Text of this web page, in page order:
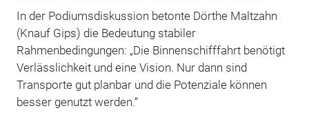
In der Podiumsdiskussion betonte Dörthe Maltzahn
(Knauf Gips) die Bedeutung stabiler
Rahmenbedingungen: „Die Binnenschifffahrt benötigt
Verlässlichkeit und eine Vision. Nur dann sind
Transporte gut planbar und die Potenziale können
besser genutzt werden.“